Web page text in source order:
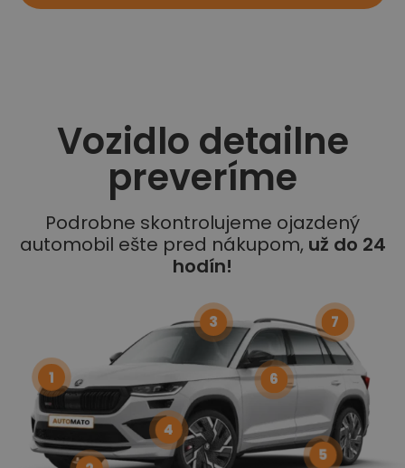
Vozidlo detailne
preveríme
Podrobne skontrolujeme ojazdený
automobil ešte pred nákupom, už do 24
hodín!
1
3
4
5
6
7